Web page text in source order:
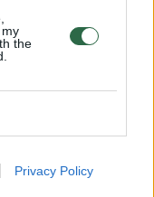
the
Privacy Policy
itin
vykstančiame
į pirmąjį